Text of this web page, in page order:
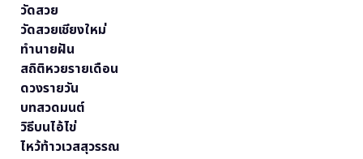
วัดสวย
วัดสวยเชียงใหม่
ทำนายฝัน
สถิติหวยรายเดือน
ดวงรายวัน
บทสวดมนต์
วิธีบนไอ้ไข่
ไหว้ท้าวเวสสุวรรณ